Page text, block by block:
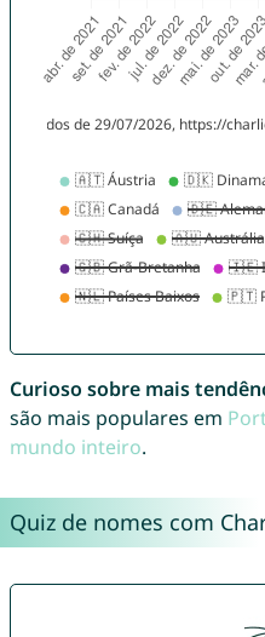
Curioso sobre mais
são mais populares em
mundo inteiro.
Quiz de nomes com